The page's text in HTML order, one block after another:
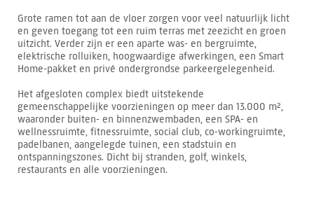
Grote ramen tot aan de vloer zorgen voor veel natuurlijk licht
en geven toegang tot een ruim terras met zeezicht en groen
uitzicht. Verder zijn er een aparte was- en bergruimte,
elektrische rolluiken, hoogwaardige afwerkingen, een Smart
Home-pakket en privé ondergrondse parkeergelegenheid.
Het afgesloten complex biedt uitstekende
gemeenschappelijke voorzieningen op meer dan 13.000 m²,
waaronder buiten- en binnenzwembaden, een SPA- en
wellnessruimte, fitnessruimte, social club, co-workingruimte,
padelbanen, aangelegde tuinen, een stadstuin en
ontspanningszones. Dicht bij stranden, golf, winkels,
restaurants en alle voorzieningen.